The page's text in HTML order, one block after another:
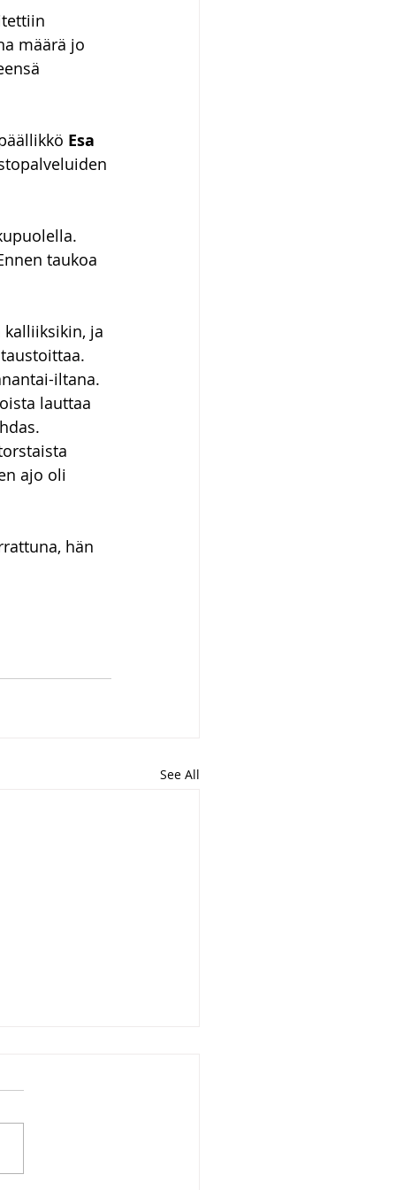
määrä jo
Esa
taukoa
kalliiksikin, ja
iltana.
lauttaa
ajo oli
hän
See All